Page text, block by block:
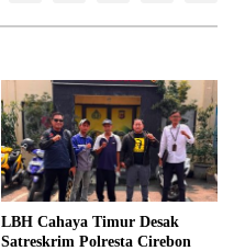
LBH Cahaya Timur Desak
Satreskrim Polresta Cirebon